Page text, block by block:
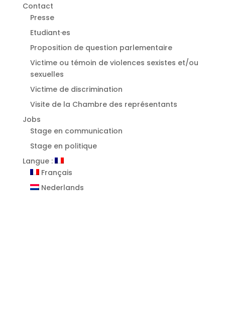
Contact
Presse
Etudiant·es
⁠Proposition de question parlementaire
Victime ou témoin de violences sexistes et/ou
sexuelles
⁠Victime de discrimination
Visite de la Chambre des représentants
Jobs
Stage en communication
Stage en politique
Langue :
Français
Nederlands